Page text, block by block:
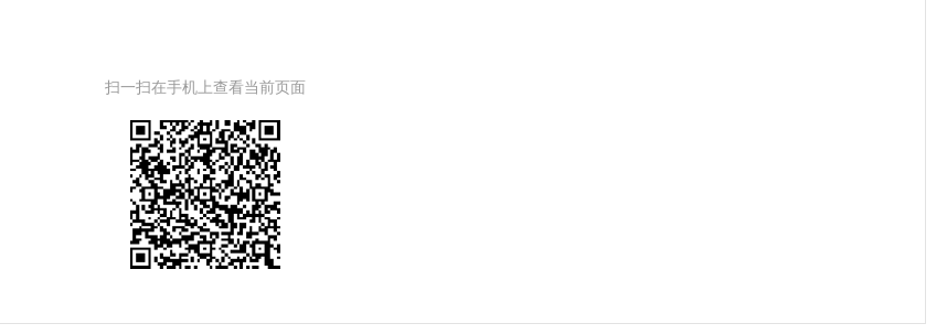
扫一扫在手机上查看当前页面